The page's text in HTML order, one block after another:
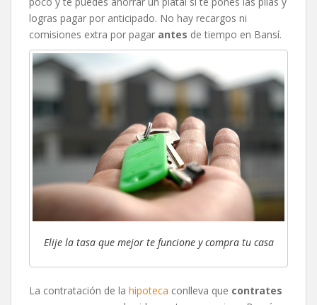
logras pagar por anticipado. No hay recargos ni
comisiones extra por pagar antes de tiempo en Bansí.
Elije la tasa que mejor te funcione y compra tu casa
La contratación de la hipoteca conlleva que contrates